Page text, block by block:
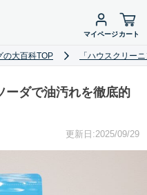
マイページカート
の大百科TOP 「ハウスクリー
ーダで油汚れを徹底的
更新日:2025/09/29